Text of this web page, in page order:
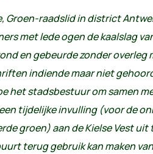
Groen-raadslid in district
met lede ogen de kaalslag
en gebeurde zonder overleg
indiende maar niet
het stadsbestuur om samen
tijdelijke invulling (voor de
groen) aan de Kielse Vest
terug gebruik kan maken